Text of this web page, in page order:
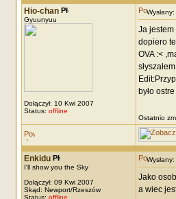
Hio-chan
Gyuunyuu
Dołączył: 10 Kwi 2007
Status: offline
Ja jestem
dopiero
OVA :<
było
Ostatnio
Enkidu
I'll show you the Sky
Dołączył: 09 Kwi 2007
Skąd: Newport/Rzeszów
Status: offline
Jako
a wiec